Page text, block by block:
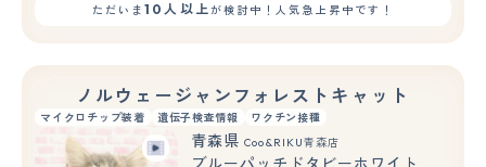
ただいま10人以上が検討中！人気急上昇中です！
ノルウェージャンフォレストキャット
マイクロチップ装着 遺伝子検査情報 ワクチン接種
青森県 Coo&RIKU青森店